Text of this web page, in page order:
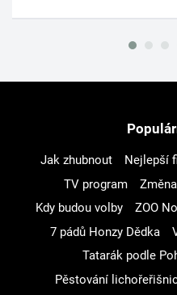
Jak zhubnout Nejlepší
TV program
Kdy budou volby
ZOO
7 pádů Honzy Dědka
Tatarák podle
Pěstování